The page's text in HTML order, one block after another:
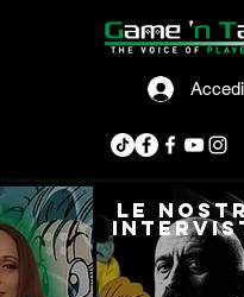
Accedi
le